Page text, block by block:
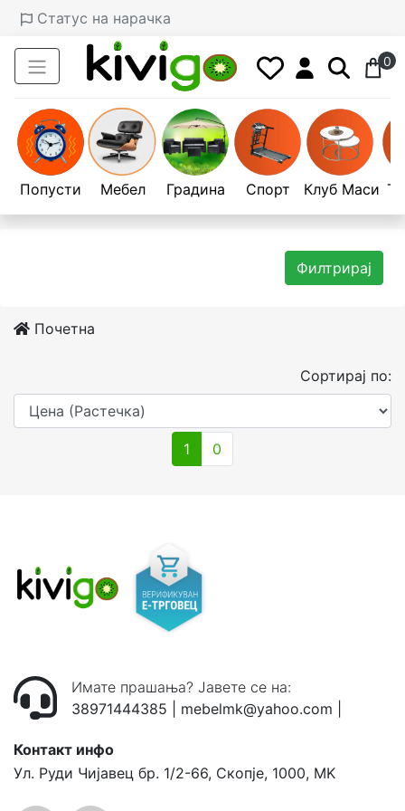
Статус на нарачка
0
Попусти Мебел Градина Спорт Клуб Маси
Филтрирај
Почетна
Сортирај по:
1 0
Имате прашања? Јавете се на:
38971444385
mebelmk@yahoo.com
Контакт инфо
Ул. Руди Чијавец бр. 1/2-66, Скопје, 1000, MK